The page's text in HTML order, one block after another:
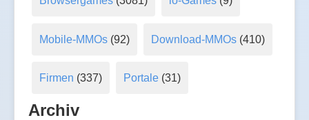
Mobile-MMOs(92) Download-MMOs (410)
Firmen (337) Portale (31)
Archiv